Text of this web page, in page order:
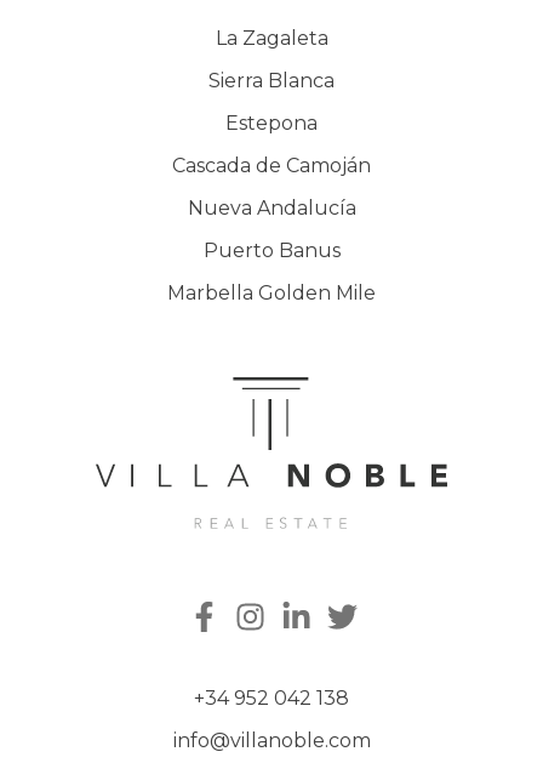
La Zagaleta
Sierra Blanca
Estepona
Cascada de Camoján
Nueva Andalucía
Puerto Banus
Marbella Golden Mile
+34 952 042 138
info@villanoble.com